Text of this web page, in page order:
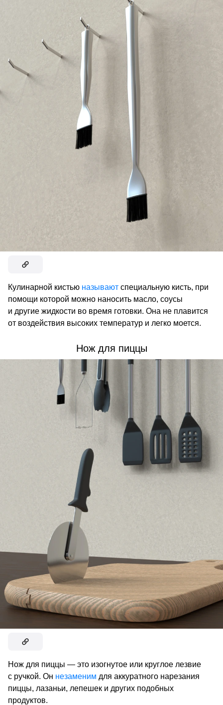
Кулинарной кистью называют специальную кисть, при
помощи которой можно наносить масло, соусы
и другие жидкости во время готовки. Она не плавится
от воздействия высоких температур и легко моется.
Нож для пиццы
Нож для пиццы — это изогнутое или круглое лезвие
с ручкой. Он незаменим для аккуратного нарезания
пиццы, лазаньи, лепешек и других подобных
продуктов.